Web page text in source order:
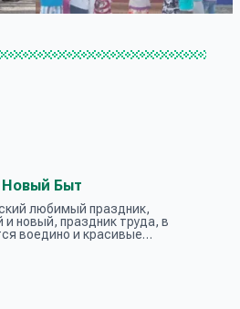
Новый Быт
любимый праздник,
и новый, праздник труда, в
воедино и красивые
особенно почётен,...